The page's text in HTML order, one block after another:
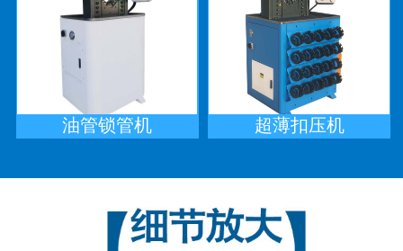
油管锁管机 超薄扣压机